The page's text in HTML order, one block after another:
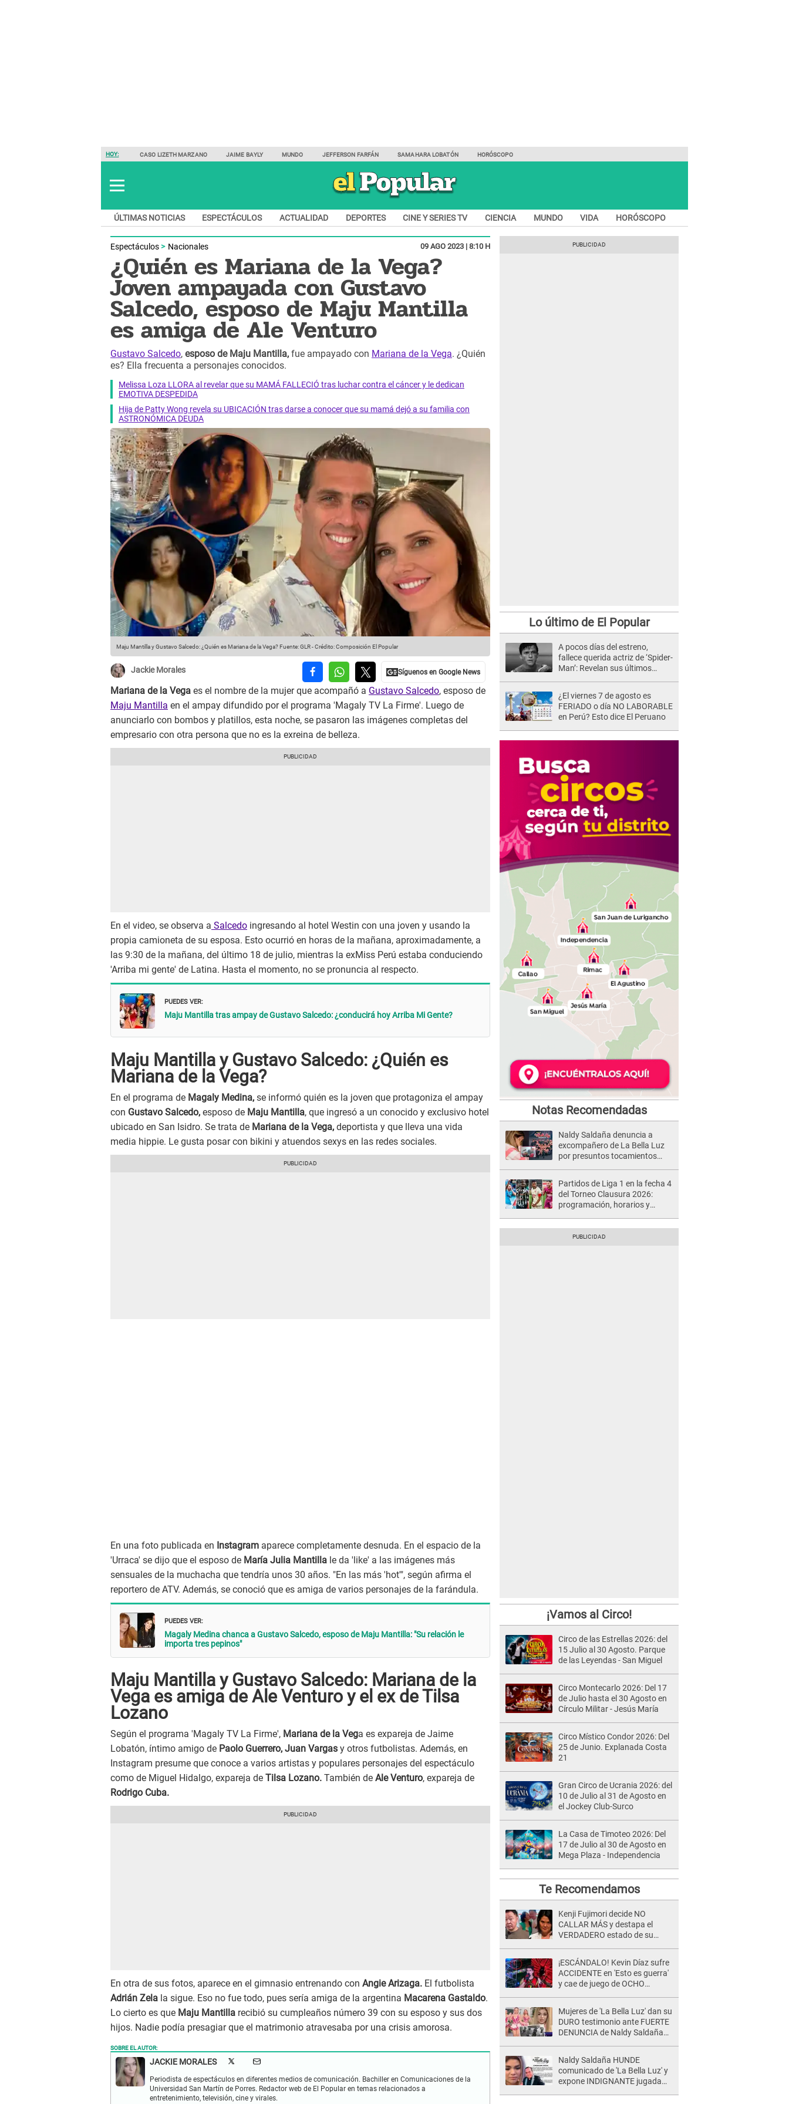
HOY: CASO LIZETH MARZANO JAIME BAYLY MUNDO JEFFERSON FARFÁN SAMAHARA LOBATÓN HORÓSCOPO
ÚLTIMAS NOTICIAS ESPECTÁCULOS ACTUALIDAD DEPORTES CINE Y SERIES TV CIENCIA MUNDO VIDA HORÓSCOPO
Espectáculos Nacionales 09 AGO 2023 | 8:10 H
¿Quién es Mariana de la Vega?
Joven ampayada con Gustavo
Salcedo, esposo de Maju Mantilla
es amiga de Ale Venturo
Gustavo Salcedo, esposo de Maju Mantilla, fue ampayado con Mariana de la Vega. ¿Quién
es? Ella frecuenta a personajes conocidos.
Melissa Loza LLORA al revelar que su MAMÁ FALLECIÓ tras luchar contra el cáncer y le dedican
EMOTIVA DESPEDIDA
Hija de Patty Wong revela su UBICACIÓN tras darse a conocer que su mamá dejó a su familia con
ASTRONÓMICA DEUDA
Maju Mantilla y Gustavo Salcedo: ¿Quién es Mariana de la Vega? Fuente: GLR-Crédito: Composición El Popular
Jackie Morales
Mariana de la Vega es el nombre de la mujer que acompañó a Gustavo Salcedo, esposo de
Maju Mantilla en el ampay difundido por el programa 'Magaly TV La Firme'. Luego de
anunciarlo con bombos y platillos, esta noche, se pasaron las imágenes completas del
empresario con otra persona que no es la exreina de belleza.
En el video, se observa a Salcedo ingresando al hotel Westin con una joven y usando la
propia camioneta de su esposa. Esto ocurrió en horas de la mañana, aproximadamente, a
las 9:30 de la mañana, del último 18 de julio, mientras la exMiss Perú estaba conduciendo
'Arriba mi gente' de Latina. Hasta el momento, no se pronuncia al respecto.
PUEDES VER:
Maju Mantilla tras ampay de Gustavo Salcedo: ¿conducirá hoy Arriba Mi Gente?
Maju Mantilla y Gustavo Salcedo: ¿Quién es
Mariana de la Vega?
En el programa de Magaly Medina, se informó quién es la joven que protagoniza el ampay
con Gustavo Salcedo, esposo de Maju Mantilla, que ingresó a un conocido y exclusivo hotel
ubicado en San Isidro. Se trata de Mariana de la Vega, deportista y que lleva una vida
media hippie. Le gusta posar con bikini y atuendos sexys en las redes sociales.
En una foto publicada en Instagram aparece completamente desnuda. En el espacio de la
'Urraca' se dijo que el esposo de María Julia Mantilla le da 'like' a las imágenes más
sensuales de la muchacha que tendría unos 30 años. "En las más 'hot'", según afirma el
reportero de ATV. Además, se conoció que es amiga de varios personajes de la farándula.
PUEDES VER:
Magaly Medina chanca a Gustavo Salcedo, esposo de Maju Mantilla: "Su relación le
importa tres pepinos"
Maju Mantilla y Gustavo Salcedo: Mariana de la
Vega es amiga de Ale Venturo y el ex de Tilsa
Lozano
Según el programa 'Magaly TV La Firme', Mariana de la Vega es expareja de Jaime
Lobatón, íntimo amigo de Paolo Guerrero, Juan Vargas y otros futbolistas. Además, en
Instagram presume que conoce a varios artistas y populares personajes del espectáculo
como de Miguel Hidalgo, expareja de Tilsa Lozano. También de Ale Venturo, expareja de
Rodrigo Cuba.
En otra de sus fotos, aparece en el gimnasio entrenando con Angie Arizaga. El futbolista
Adrián Zela la sigue. Eso no fue todo, pues sería amiga de la argentina Macarena Gastaldo.
Lo cierto es que Maju Mantilla recibió su cumpleaños número 39 con su esposo y sus dos
hijos. Nadie podía presagiar que el matrimonio atravesaba por una crisis amorosa.
SOBRE EL AUTOR:
JACKIE MORALES
Periodista de espectáculos en diferentes medios de comunicación. Bachiller en Comunicaciones de la
Universidad San Martín de Porres. Redactor web de El Popular en temas relacionados a
entretenimiento, televisión, cine y virales.
Lo último de El Popular
A pocos días del estreno,
fallece querida actriz de ‘Spider-
Man’: Revelan sus últimos
¿El viernes 7 de agosto es
FERIADO o día NO LABORABLE
en Perú? Esto dice El Peruano
Notas Recomendadas
Naldy Saldaña denuncia a
excompañero de La Bella Luz
por presuntos tocamientos
Partidos de Liga 1 en la fecha 4
del Torneo Clausura 2026:
programación, horarios y
¡Vamos al Circo!
Circo de las Estrellas 2026: del
15 Julio al 30 Agosto. Parque
de las Leyendas - San Miguel
Circo Montecarlo 2026: Del 17
de Julio hasta el 30 Agosto en
Círculo Militar - Jesús María
Circo Místico Condor 2026: Del
25 de Junio. Explanada Costa
21
Gran Circo de Ucrania 2026: del
10 de Julio al 31 de Agosto en
el Jockey Club-Surco
La Casa de Timoteo 2026: Del
17 de Julio al 30 de Agosto en
Mega Plaza - Independencia
Te Recomendamos
Kenji Fujimori decide NO
CALLAR MÁS y destapa el
VERDADERO estado de su
Fujimori: "Mi familia es Érika, mi
suegra..."
¡ESCÁNDALO! Kevin Díaz sufre
ACCIDENTE en 'Esto es guerra'
y cae de juego de OCHO
Mujeres de 'La Bella Luz' dan su
DURO testimonio ante FUERTE
DENUNCIA de Naldy Saldaña
Naldy Saldaña HUNDE
comunicado de 'La Bella Luz' y
expone INDIGNANTE jugada